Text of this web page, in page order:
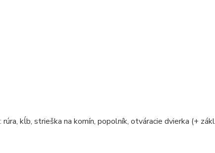
kĺb, strieška na komín, popolník, otváracie dvierka (+